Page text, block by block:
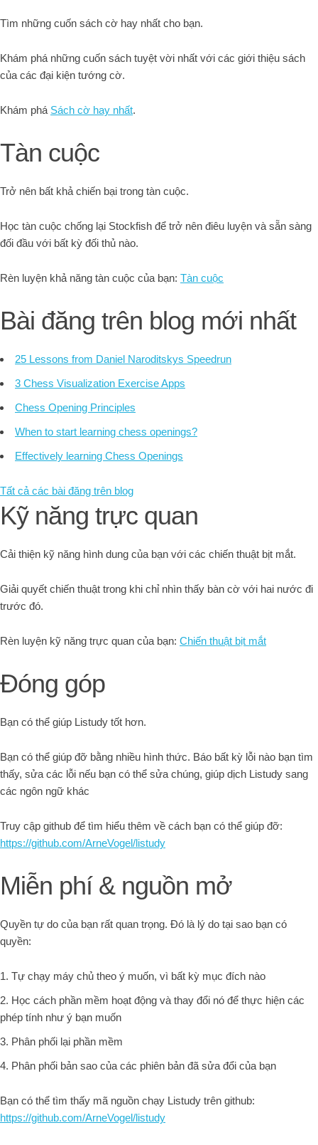
Tìm những cuốn sách cờ hay nhất cho bạn.
Khám phá những cuốn sách tuyệt vời nhất với các giới thiệu sách
của các đại kiện tướng cờ.
Khám phá Sách cờ hay nhất.
Tàn cuộc
Trở nên bất khả chiến bại trong tàn cuộc.
Học tàn cuộc chống lại Stockfish để trở nên điêu luyện và sẵn sàng
đối đầu với bất kỳ đối thủ nào.
Rèn luyện khả năng tàn cuộc của bạn: Tàn cuộc
Bài đăng trên blog mới nhất
25 Lessons from Daniel Naroditskys Speedrun
3 Chess Visualization Exercise Apps
Chess Opening Principles
When to start learning chess openings?
Effectively learning Chess Openings
Tất cả các bài đăng trên blog
Kỹ năng trực quan
Cải thiện kỹ năng hình dung của bạn với các chiến thuật bịt mắt.
Giải quyết chiến thuật trong khi chỉ nhìn thấy bàn cờ với hai nước đi
trước đó.
Rèn luyện kỹ năng trực quan của bạn: Chiến thuật bịt mắt
Đóng góp
Bạn có thể giúp Listudy tốt hơn.
Bạn có thể giúp đỡ bằng nhiều hình thức. Báo bất kỳ lỗi nào bạn tìm
thấy, sửa các lỗi nếu bạn có thể sửa chúng, giúp dịch Listudy sang
các ngôn ngữ khác
Truy cập github để tìm hiểu thêm về cách bạn có thể giúp đỡ:
https://github.com/ArneVogel/listudy
Miễn phí & nguồn mở
Quyền tự do của bạn rất quan trọng. Đó là lý do tại sao bạn có
quyền:
Tự chạy máy chủ theo ý muốn, vì bất kỳ mục đích nào
Học cách phần mềm hoạt động và thay đổi nó để thực hiện các
phép tính như ý bạn muốn
Phân phối lại phần mềm
Phân phối bản sao của các phiên bản đã sửa đổi của bạn
Bạn có thể tìm thấy mã nguồn chạy Listudy trên github:
https://github.com/ArneVogel/listudy